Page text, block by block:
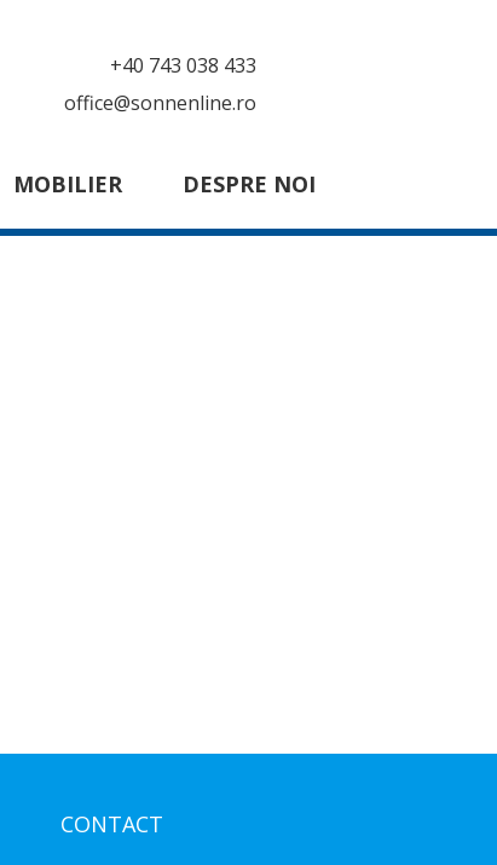
+40 743 038 433
office@sonnenline.ro
MOBILIER DESPRE NOI
CONTACT